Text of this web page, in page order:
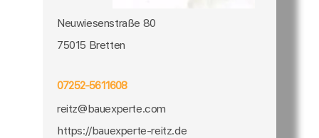
Neuwiesenstraße 80
75015 Bretten
07252-5611608
reitz@bauexperte.com
https://bauexperte-reitz.de